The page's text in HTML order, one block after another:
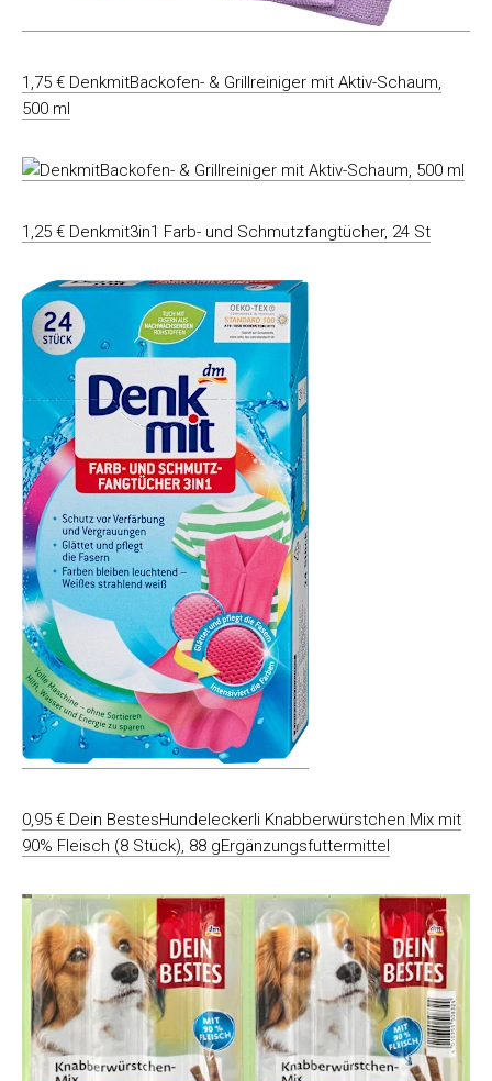
1,75 € DenkmitBackofen- & Grillreiniger mit Aktiv-Schaum,
500 ml
1,25 € Denkmit3in1 Farb- und Schmutzfangtücher, 24 St
0,95 € Dein BestesHundeleckerli Knabberwürstchen Mix mit
90% Fleisch (8 Stück), 88 gErgänzungsfuttermittel